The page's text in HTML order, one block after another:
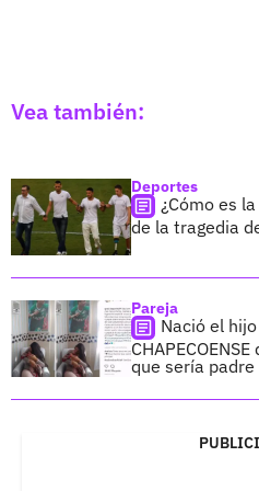
Vea también:
Deportes
¿Cómo es
de la tragedia
Pareja
Nació el
que sería padre